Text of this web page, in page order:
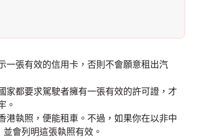
一張有效的信用卡，否則不會願意租出汽
家都要求駕駛者擁有一張有效的許可證，才
。
執照，便能租車。不過，如果你在以非中
會列明這張執照有效。